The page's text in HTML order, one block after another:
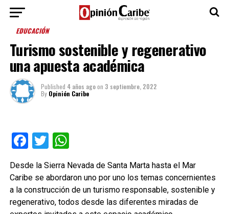
EDUCACIÓN
Turismo sostenible y regenerativo
una apuesta académica
Published 4 años agoon 3 septiembre, 2022
By Opinión Caribe
Facebook
TwitterWhatsApp
Desde la Sierra Nevada de Santa Marta hasta el Mar
Caribe se abordaron uno por uno los temas concernientes
a la construcción de un turismo responsable, sostenible y
regenerativo, todos desde las diferentes miradas de